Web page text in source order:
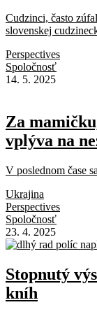
Cudzinci, často
slovenskej
Perspectives
Spoločnosť
14. 5. 2025
Za
vplýva na
V poslednom čase
Ukrajina
Perspectives
Spoločnosť
23. 4. 2025
Stopnutý
kníh